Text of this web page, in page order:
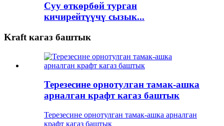
Суу өткөрбөй турган
кичирейтүүчү сызык...
Kraft кагаз баштык
Терезесине орнотулган тамак-ашка
арналган крафт кагаз баштык
Терезесине орнотулган тамак-ашка арналган
крафт кагаз баштык